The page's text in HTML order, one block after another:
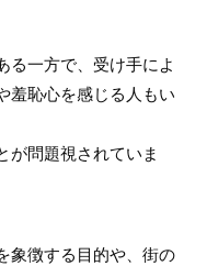
る一方で、受け手によ
羞恥心を感じる人もい
が問題視されていま
象徴する目的や、街の